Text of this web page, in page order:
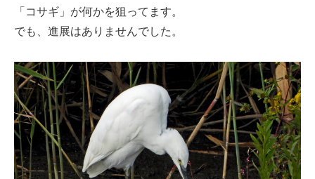
「コサギ」が何かを狙ってます。
でも、進展はありませんでした。